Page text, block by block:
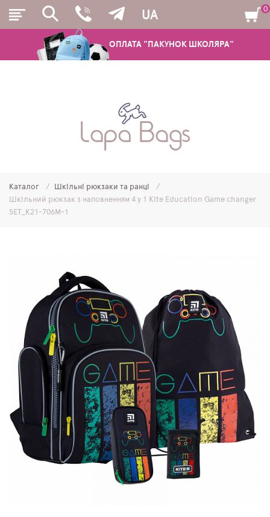
ОПЛАТА "ПАКУНОК ШКОЛЯРА"
UA
ШКІЛЬНІ РЮКЗАКИ ТА РАНЦІ
МОЛОДІЖНІ РЮКЗАКИ
ПЛЯШКИ ДЛЯ ВОДИ
DELUNE
SCHOOL STANDARD
SKYNAME
РОЗПРОДАЖ
0
Каталог
Шкільні рюкзаки та ранці
Шкільний рюкзак з наповненням 4 у 1 Kite Education Game changer
SET_K21-706M-1